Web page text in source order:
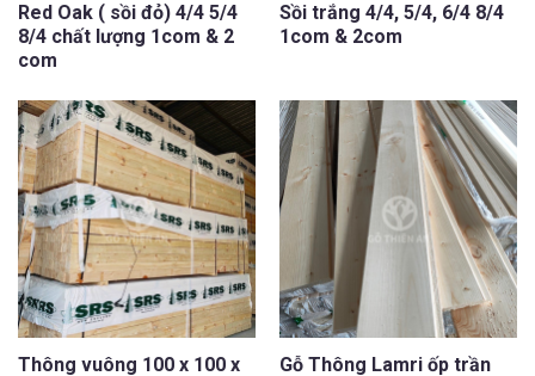
Red Oak ( sồi đỏ) 4/4 5/4
8/4 chất lượng 1com & 2
com
Sồi trắng 4/4, 5/4, 6/4 8/4
1com & 2com
Thông vuông 100 x 100 x
Gỗ Thông Lamri ốp trần